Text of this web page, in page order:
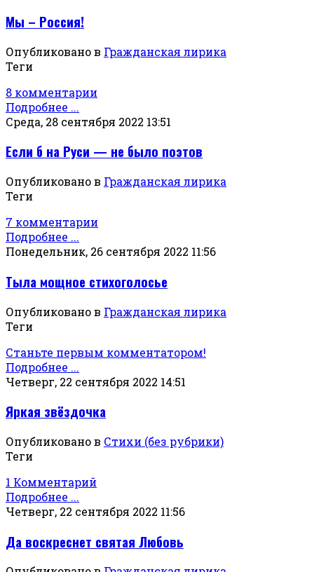
Мы – Россия!
Опубликовано в Гражданская лирика
Теги
8 комментарии
Подробнее ...
Среда, 28 сентября 2022 13:51
Если б на Руси — не было поэтов
Опубликовано в Гражданская лирика
Теги
7 комментарии
Подробнее ...
Понедельник, 26 сентября 2022 11:56
Тыла мощное стихоголосье
Опубликовано в Гражданская лирика
Теги
Станьте первым комментатором!
Подробнее ...
Четверг, 22 сентября 2022 14:51
Яркая звёздочка
Опубликовано в Стихи (без рубрики)
Теги
1 Комментарий
Подробнее ...
Четверг, 22 сентября 2022 11:56
Да воскреснет святая Любовь